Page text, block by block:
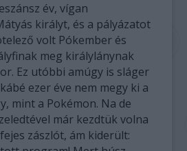
év, vígan
királyt, és a pályázatot
volt Pókember és
meg királylánynak
Ez utóbbi amúgy is sláger
ezer éve nem megy ki a
mint a Pokémon. Na de
már kezdtük volna
zászlót, ám kiderült: